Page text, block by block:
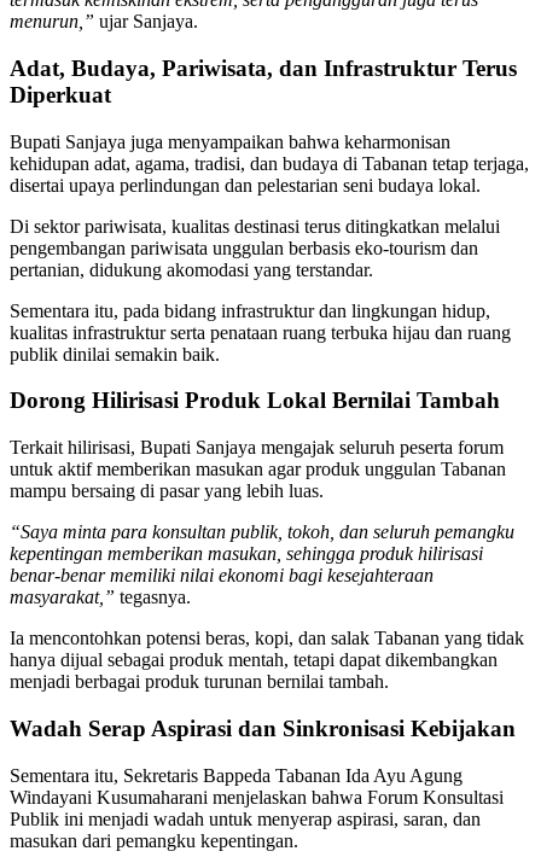
menurun,” ujar Sanjaya.
Adat, Budaya, Pariwisata, dan Infrastruktur Terus
Diperkuat
Bupati Sanjaya juga menyampaikan bahwa keharmonisan
kehidupan adat, agama, tradisi, dan budaya di Tabanan tetap terjaga,
disertai upaya perlindungan dan pelestarian seni budaya lokal.
Di sektor pariwisata, kualitas destinasi terus ditingkatkan melalui
pengembangan pariwisata unggulan berbasis eko-tourism dan
pertanian, didukung akomodasi yang terstandar.
Sementara itu, pada bidang infrastruktur dan lingkungan hidup,
kualitas infrastruktur serta penataan ruang terbuka hijau dan ruang
publik dinilai semakin baik.
Dorong Hilirisasi Produk Lokal Bernilai Tambah
Terkait hilirisasi, Bupati Sanjaya mengajak seluruh peserta forum
untuk aktif memberikan masukan agar produk unggulan Tabanan
mampu bersaing di pasar yang lebih luas.
“Saya minta para konsultan publik, tokoh, dan seluruh pemangku
kepentingan memberikan masukan, sehingga produk hilirisasi
benar-benar memiliki nilai ekonomi bagi kesejahteraan
masyarakat,” tegasnya.
Ia mencontohkan potensi beras, kopi, dan salak Tabanan yang tidak
hanya dijual sebagai produk mentah, tetapi dapat dikembangkan
menjadi berbagai produk turunan bernilai tambah.
Wadah Serap Aspirasi dan Sinkronisasi Kebijakan
Sementara itu, Sekretaris Bappeda Tabanan Ida Ayu Agung
Windayani Kusumaharani menjelaskan bahwa Forum Konsultasi
Publik ini menjadi wadah untuk menyerap aspirasi, saran, dan
masukan dari pemangku kepentingan.